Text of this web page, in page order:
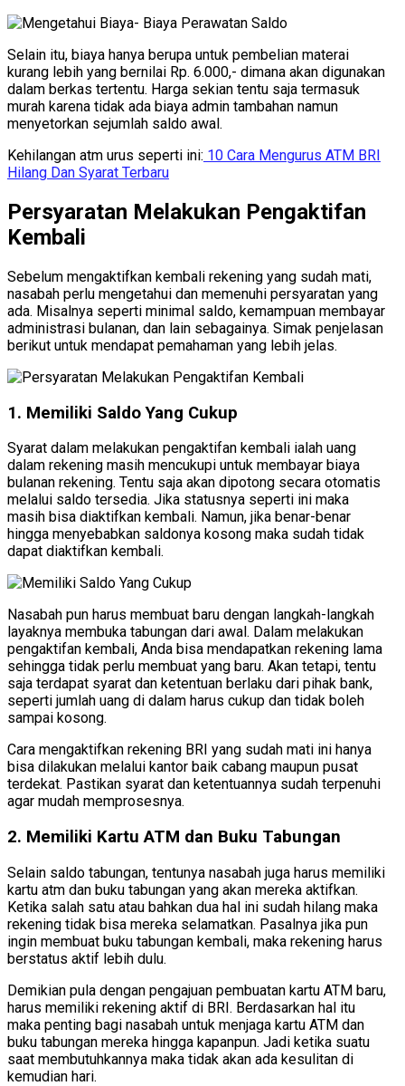
Selain itu, biaya hanya berupa untuk pembelian materai
kurang lebih yang bernilai Rp. 6.000,- dimana akan digunakan
dalam berkas tertentu. Harga sekian tentu saja termasuk
murah karena tidak ada biaya admin tambahan namun
menyetorkan sejumlah saldo awal.
Kehilangan atm urus seperti ini: 10 Cara Mengurus ATM BRI
Hilang Dan Syarat Terbaru
Persyaratan Melakukan Pengaktifan
Kembali
Sebelum mengaktifkan kembali rekening yang sudah mati,
nasabah perlu mengetahui dan memenuhi persyaratan yang
ada. Misalnya seperti minimal saldo, kemampuan membayar
administrasi bulanan, dan lain sebagainya. Simak penjelasan
berikut untuk mendapat pemahaman yang lebih jelas.
1. Memiliki Saldo Yang Cukup
Syarat dalam melakukan pengaktifan kembali ialah uang
dalam rekening masih mencukupi untuk membayar biaya
bulanan rekening. Tentu saja akan dipotong secara otomatis
melalui saldo tersedia. Jika statusnya seperti ini maka
masih bisa diaktifkan kembali. Namun, jika benar-benar
hingga menyebabkan saldonya kosong maka sudah tidak
dapat diaktifkan kembali.
Nasabah pun harus membuat baru dengan langkah-langkah
layaknya membuka tabungan dari awal. Dalam melakukan
pengaktifan kembali, Anda bisa mendapatkan rekening lama
sehingga tidak perlu membuat yang baru. Akan tetapi, tentu
saja terdapat syarat dan ketentuan berlaku dari pihak bank,
seperti jumlah uang di dalam harus cukup dan tidak boleh
sampai kosong.
Cara mengaktifkan rekening BRI yang sudah mati ini hanya
bisa dilakukan melalui kantor baik cabang maupun pusat
terdekat. Pastikan syarat dan ketentuannya sudah terpenuhi
agar mudah memprosesnya.
2. Memiliki Kartu ATM dan Buku Tabungan
Selain saldo tabungan, tentunya nasabah juga harus memiliki
kartu atm dan buku tabungan yang akan mereka aktifkan.
Ketika salah satu atau bahkan dua hal ini sudah hilang maka
rekening tidak bisa mereka selamatkan. Pasalnya jika pun
ingin membuat buku tabungan kembali, maka rekening harus
berstatus aktif lebih dulu.
Demikian pula dengan pengajuan pembuatan kartu ATM baru,
harus memiliki rekening aktif di BRI. Berdasarkan hal itu
maka penting bagi nasabah untuk menjaga kartu ATM dan
buku tabungan mereka hingga kapanpun. Jadi ketika suatu
saat membutuhkannya maka tidak akan ada kesulitan di
kemudian hari.